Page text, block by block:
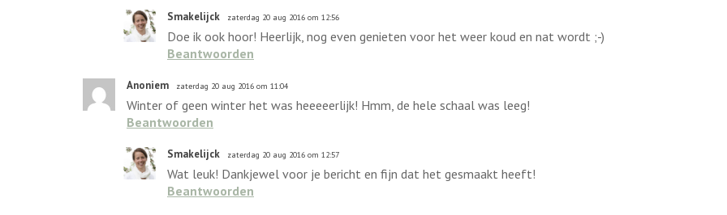
Smakelijck zaterdag 20 aug 2016 om 12:56
Doe ik ook hoor! Heerlijk, nog even genieten voor het weer koud en nat wordt ;-)
Beantwoorden
Anoniem zaterdag 20 aug 2016 om 11:04
Winter of geen winter het was heeeeerlijk! Hmm, de hele schaal was leeg!
Beantwoorden
Smakelijck zaterdag 20 aug 2016 om 12:57
Wat leuk! Dankjewel voor je bericht en fijn dat het gesmaakt heeft!
Beantwoorden